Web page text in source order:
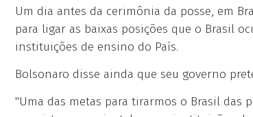
Um dia antes da cerimônia da posse, em
para ligar as baixas posições que o Brasil
instituições de ensino do País.
Bolsonaro disse ainda que seu governo
"Uma das metas para tirarmos o Brasil das